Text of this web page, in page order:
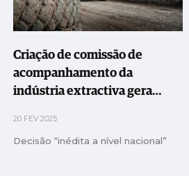
Criação de comissão de
acompanhamento da
indústria extractiva gera
20 FEV 2025
Decisão “inédita a nível nacional”